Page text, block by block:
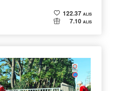
122.37 ALIS
7.10 ALIS